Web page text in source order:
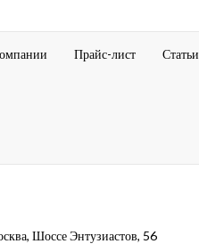
Прайс-лист Статьи
Шоссе Энтузиастов, 56